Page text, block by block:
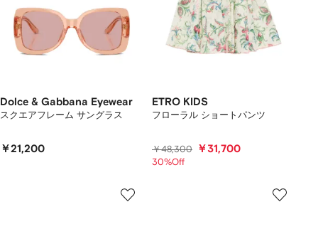
Dolce & Gabbana Eyewear
スクエアフレーム サングラス
￥21,200
ETRO KIDS
フローラル ショートパンツ
￥48,300 ￥31,700
30%Off